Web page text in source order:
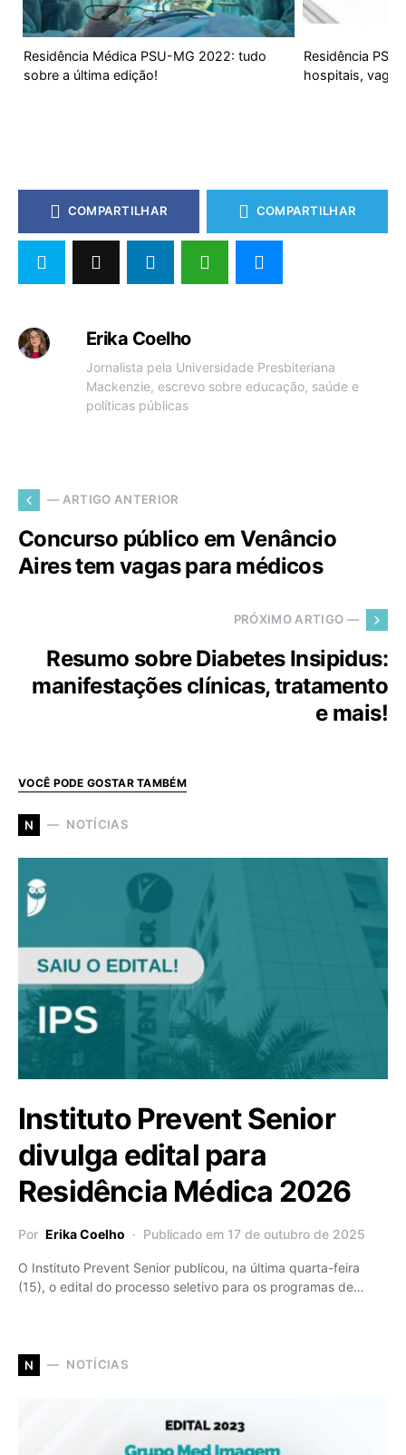
Residência Médica PSU-MG 2022: tudo
sobre a última edição!
Residência
hospitais,
COMPARTILHAR COMPARTILHAR
Erika Coelho
Jornalista pela Universidade Presbiteriana
Mackenzie, escrevo sobre educação, saúde e
políticas públicas
— ARTIGO ANTERIOR
Concurso público em Venâncio
Aires tem vagas para médicos
PRÓXIMO ARTIGO —
Resumo sobre Diabetes Insipidus:
manifestações clínicas, tratamento
e mais!
VOCÊ PODE GOSTAR TAMBÉM
N NOTÍCIAS
Instituto Prevent Senior
divulga edital para
Residência Médica 2026
Por Erika Coelho Publicado em 17 de outubro de 2025
O Instituto Prevent Senior publicou, na última quarta-feira
(15), o edital do processo seletivo para os programas de…
N NOTÍCIAS